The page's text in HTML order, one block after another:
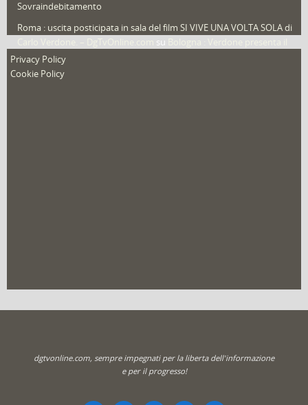
Sovraindebitamento
Roma : uscita posticipata in sala del film SI VIVE UNA VOLTA SOLA di
su
nuovo film
Privacy Policy
Cookie Policy
dgtvonline.com, sempre impegnati per la liberta dell'informazione
e per il progresso!